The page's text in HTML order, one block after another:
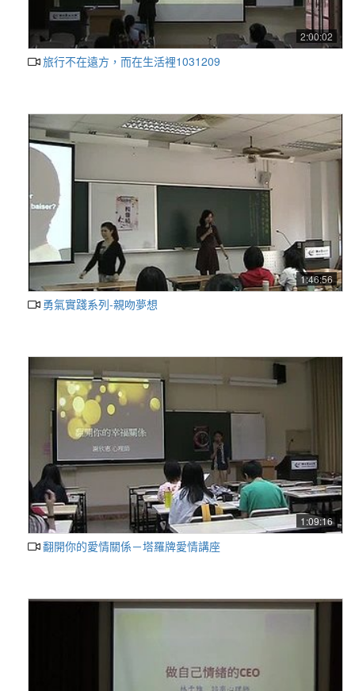
2:00:02
旅行不在遠方，而在生活裡1031209
1:46:56
勇氣實踐系列-親吻夢想
1:09:16
翻開你的愛情關係－塔羅牌愛情講座